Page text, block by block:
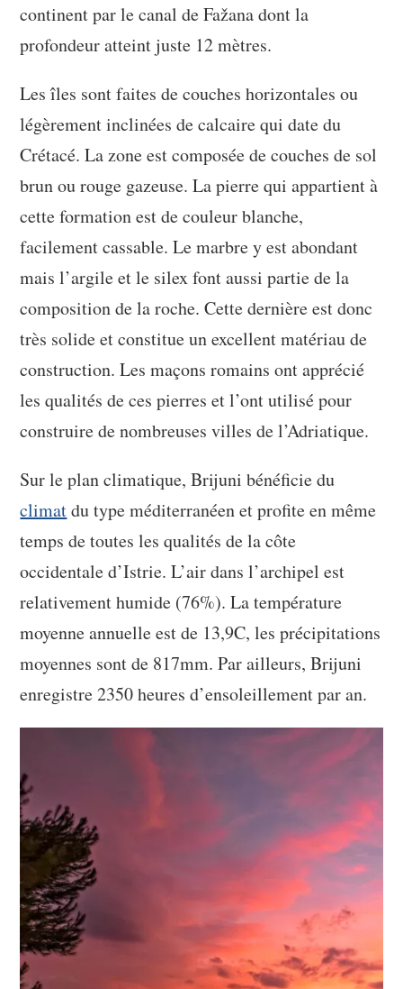
continent par le canal de Fažana dont la
profondeur atteint juste 12 mètres.
Les îles sont faites de couches horizontales ou
légèrement inclinées de calcaire qui date du
Crétacé. La zone est composée de couches de sol
brun ou rouge gazeuse. La pierre qui appartient à
cette formation est de couleur blanche,
facilement cassable. Le marbre y est abondant
mais l’argile et le silex font aussi partie de la
composition de la roche. Cette dernière est donc
très solide et constitue un excellent matériau de
construction. Les maçons romains ont apprécié
les qualités de ces pierres et l’ont utilisé pour
construire de nombreuses villes de l’Adriatique.
Sur le plan climatique, Brijuni bénéficie du
climatdu type méditerranéen et profite en même
temps de toutes les qualités de la côte
occidentale d’Istrie. L’air dans l’archipel est
relativement humide (76%). La température
moyenne annuelle est de 13,9C, les précipitations
moyennes sont de 817mm. Par ailleurs, Brijuni
enregistre 2350 heures d’ensoleillement par an.